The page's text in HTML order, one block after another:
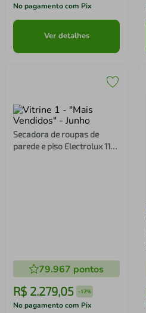
No pagamento com Pix
Ver detalhes
Timer Control (SVB11)
79.967 pontos
R$ 2.279,05 -12%
No pagamento com Pix